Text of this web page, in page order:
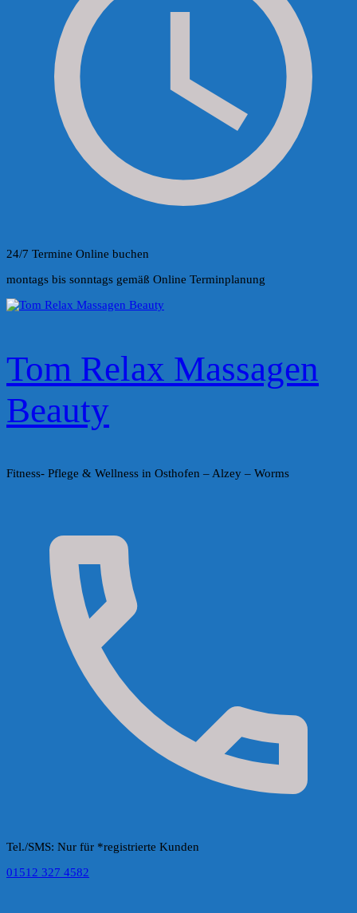
24/7 Termine Online buchen
montags bis sonntags gemäß Online Terminplanung
Tom Relax Massagen
Beauty
Fitness- Pflege & Wellness in Osthofen – Alzey – Worms
Tel./SMS: Nur für *registrierte Kunden
01512 327 4582